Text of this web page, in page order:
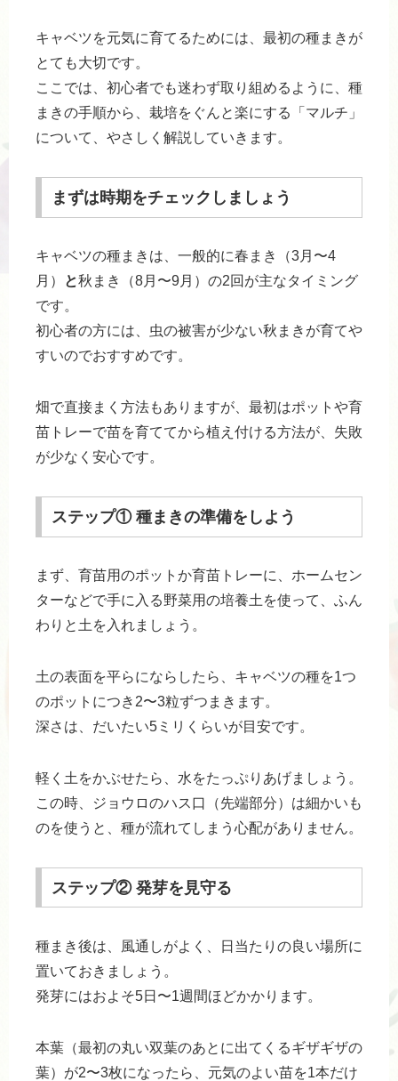
キャベツを元気に育てるためには、最初の種まきが
とても大切です。
ここでは、初心者でも迷わず取り組めるように、種
まきの手順から、栽培をぐんと楽にする「マルチ」
について、やさしく解説していきます。
まずは時期をチェックしましょう
キャベツの種まきは、一般的に春まき（3月〜4
月）
と秋まき（8月〜9月）の2回が主なタイミング
です。
初心者の方には、虫の被害が少ない秋まきが育てや
すいのでおすすめです。
畑で直接まく方法もありますが、最初はポットや育
苗トレーで苗を育ててから植え付ける方法が、失敗
が少なく安心です。
ステップ① 種まきの準備をしよう
まず、育苗用のポットか育苗トレーに、ホームセン
ターなどで手に入る野菜用の培養土を使って、ふん
わりと土を入れましょう。
土の表面を平らにならしたら、キャベツの種を1つ
のポットにつき2〜3粒ずつまきます。
深さは、だいたい5ミリくらいが目安です。
軽く土をかぶせたら、水をたっぷりあげましょう。
この時、ジョウロのハス口（先端部分）は細かいも
のを使うと、種が流れてしまう心配がありません。
ステップ② 発芽を見守る
種まき後は、風通しがよく、日当たりの良い場所に
置いておきましょう。
発芽にはおよそ5日〜1週間ほどかかります。
本葉（最初の丸い双葉のあとに出てくるギザギザの
葉）が2〜3枚になったら、元気のよい苗を1本だけ